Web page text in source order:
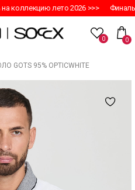
коллекцию лето 2026 >>>
0 0
GOTS 95% OPTICWHITE